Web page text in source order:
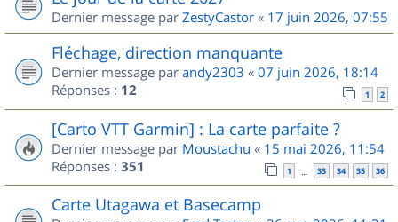
Dernier message par ZestyCastor « 17 juin 2026, 07:55
Fléchage, direction manquante
Dernier message par andy2303 « 07 juin 2026, 18:14
Réponses : 12 1 2
[Carto VTT Garmin] : La carte parfaite ?
Dernier message par Moustachu « 15 mai 2026, 11:54
Réponses : 351 1 … 33 34 35 36
Carte Utagawa et Basecamp